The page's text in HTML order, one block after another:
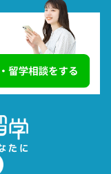
心、タウンホー
年11月にオープン
です。「すべての
る」というミッシ
す。そのため、
しやすい環境が
習できる環境が